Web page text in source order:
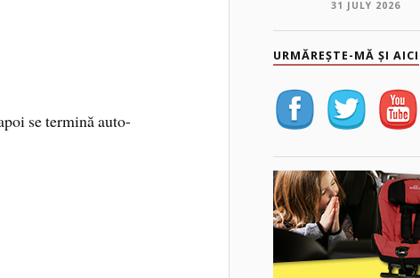
se termină auto-
31 JULY 2026
URMĂREȘTE-MĂ ȘI AICI